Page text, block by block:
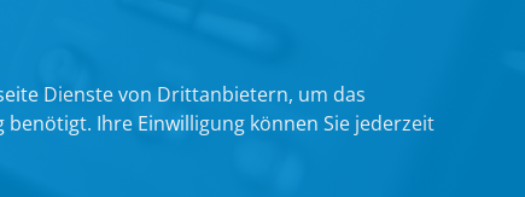
Dienste von Drittanbietern, um das
Ihre Einwilligung können Sie jederzeit